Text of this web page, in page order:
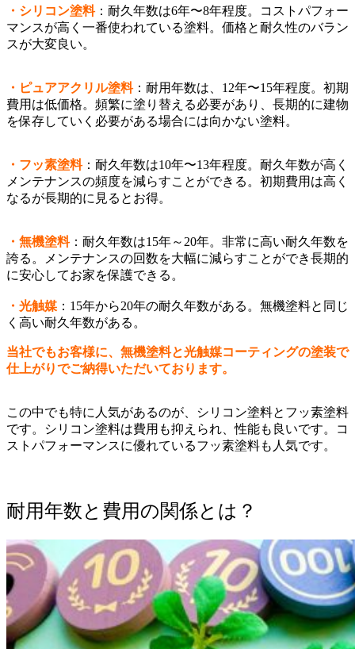
・シリコン塗料：耐久年数は6年〜8年程度。コストパフォー
マンスが高く一番使われている塗料。価格と耐久性のバラン
スが大変良い。
・ピュアアクリル塗料：耐用年数は、12年〜15年程度。初期
費用は低価格。頻繁に塗り替える必要があり、長期的に建物
を保存していく必要がある場合には向かない塗料。
・フッ素塗料：耐久年数は10年〜13年程度。耐久年数が高く
メンテナンスの頻度を減らすことができる。初期費用は高く
なるが長期的に見るとお得。
・無機塗料：耐久年数は15年～20年。非常に高い耐久年数を
誇る。メンテナンスの回数を大幅に減らすことができ長期的
に安心してお家を保護できる。
・光触媒 ：15年から20年の耐久年数がある。無機塗料と同じ
く高い耐久年数がある。
当社でもお客様に、無機塗料と光触媒コーティングの塗装で
仕上がりでご納得いただいております。
この中でも特に人気があるのが、シリコン塗料とフッ素塗料
です。シリコン塗料は費用も抑えられ、性能も良いです。コ
ストパフォーマンスに優れているフッ素塗料も人気です。
耐用年数と費用の関係とは？